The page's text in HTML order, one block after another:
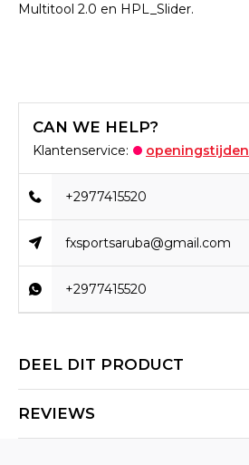
Multitool 2.0 en HPL_Slider.
CAN WE HELP?
Klantenservice: openingstijden
+2977415520
fxsportsaruba@gmail.com
+2977415520
DEEL DIT PRODUCT
REVIEWS